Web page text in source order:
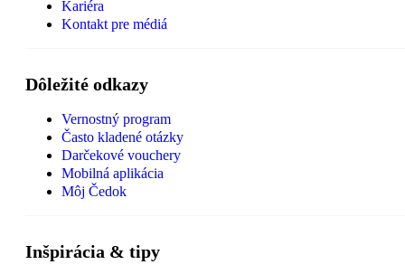
Kariéra
Kontakt pre médiá
Dôležité odkazy
Vernostný program
Často kladené otázky
Darčekové vouchery
Mobilná aplikácia
Môj Čedok
Inšpirácia & tipy